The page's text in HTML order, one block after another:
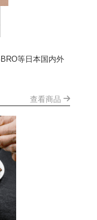
等日本国内外
查看商品